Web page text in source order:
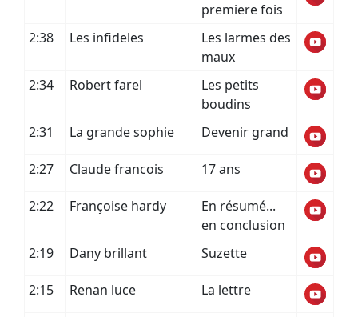
premiere fois
2:38
Les infideles
Les larmes des
maux
2:34
Robert farel
Les petits
boudins
2:31
La grande sophie Devenir grand
2:27 Claude francois 17 ans
2:22 Françoise hardy
En résumé...
en conclusion
2:19
Dany brillant Suzette
2:15 Renan luce La lettre